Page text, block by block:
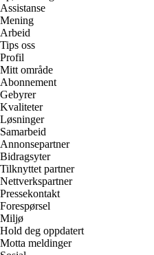
Assistanse
Mening
Arbeid
Tips oss
Profil
Mitt område
Abonnement
Gebyrer
Kvaliteter
Løsninger
Samarbeid
Annonsepartner
Bidragsyter
Tilknyttet partner
Nettverkspartner
Pressekontakt
Forespørsel
Miljø
Hold deg oppdatert
Motta meldinger